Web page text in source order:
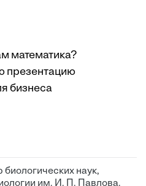
математика?
презентацию
бизнеса
наук,
им. И. П. Павлова.